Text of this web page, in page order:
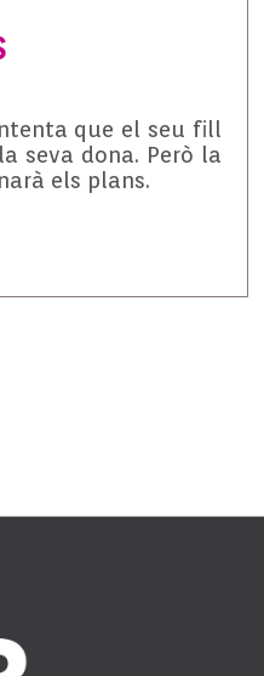
que el seu fill
seva dona. Però la
els plans.